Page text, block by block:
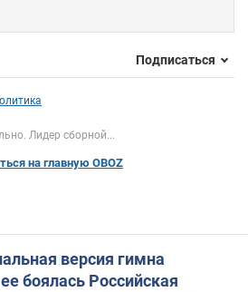
Подписаться
Лидер сборной...
на главную OBOZ
версия гимна
боялась Российская